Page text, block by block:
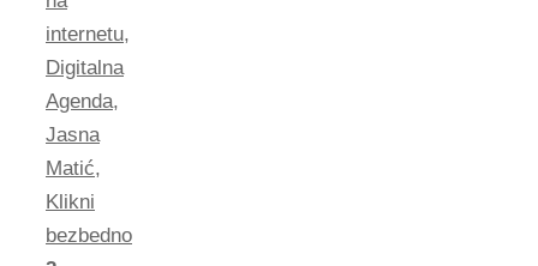
internetu,
Digitalna
Agenda,
Jasna
Matić,
Klikni
bezbedno